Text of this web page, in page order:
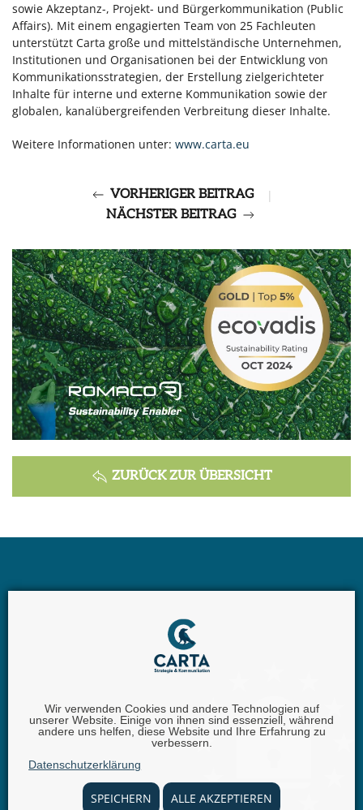
Wir verwenden Cookies und andere Technologien auf
unserer Website. Einige von ihnen sind essenziell, während
andere uns helfen, diese Website und Ihre Erfahrung zu
verbessern.
Datenschutzerklärung
SPEICHERN ALLE AKZEPTIEREN
sowie Akzeptanz-, Projekt- und Bürgerkommunikation (Public
Affairs). Mit einem engagierten Team von 25 Fachleuten
unterstützt Carta große und mittelständische Unternehmen,
Institutionen und Organisationen bei der Entwicklung von
Kommunikationsstrategien, der Erstellung zielgerichteter
Inhalte für interne und externe Kommunikation sowie der
globalen, kanalübergreifenden Verbreitung dieser Inhalte.
Weitere Informationen unter: www.carta.eu
VORHERIGER BEITRAG
|
NÄCHSTER BEITRAG
ZURÜCK ZUR ÜBERSICHT
Carta GmbH |Iggelheimer Str. 26 | 67346 Speyer |
+49 (0) 62 32 - 100111 - 0 |